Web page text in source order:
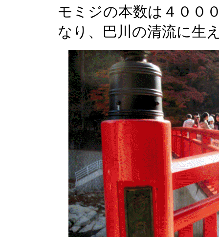
モミジの本数は４００
なり、巴川の清流に生